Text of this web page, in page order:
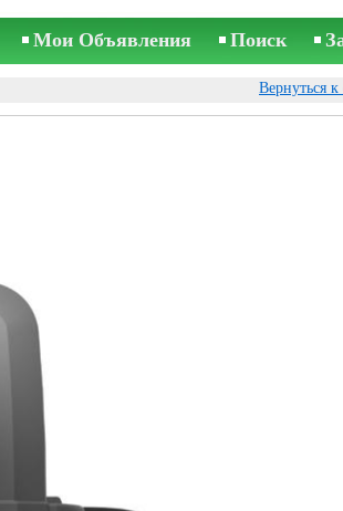
Мои Объявления Поиск
Вернуться